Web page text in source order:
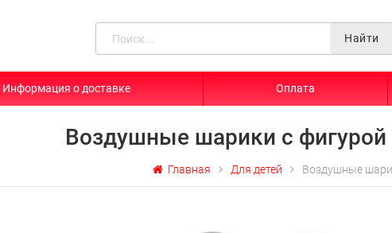
Найти
Информация о доставке Оплата
Воздушные шарики с
Главная Для детей Воздушные